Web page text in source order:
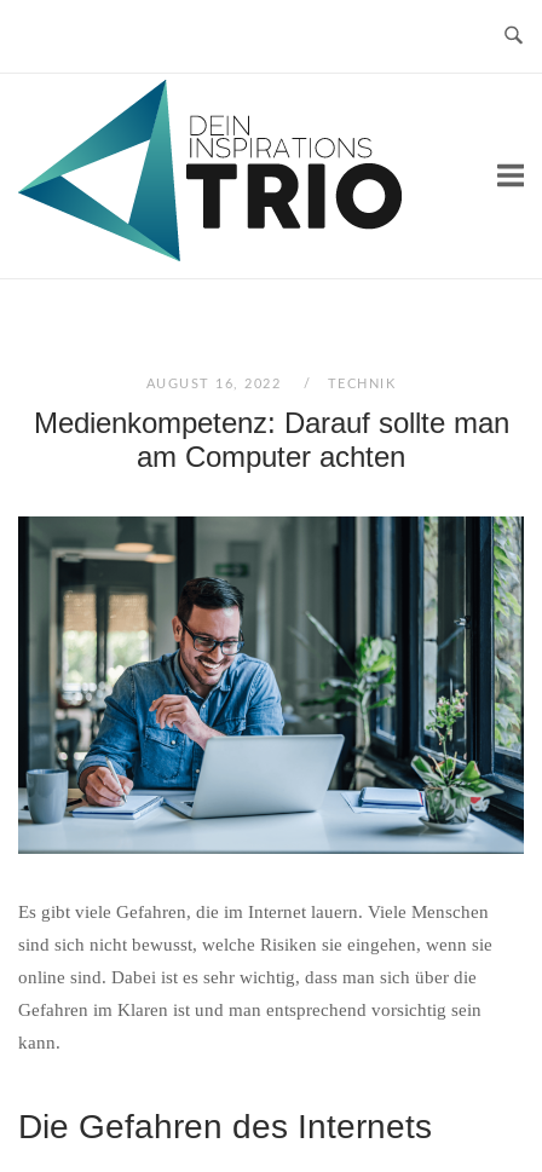
AUGUST 16, 2022 TECHNIK
Medienkompetenz: Darauf sollte man
am Computer achten
Es gibt viele Gefahren, die im Internet lauern. Viele Menschen
sind sich nicht bewusst, welche Risiken sie eingehen, wenn sie
online sind. Dabei ist es sehr wichtig, dass man sich über die
Gefahren im Klaren ist und man entsprechend vorsichtig sein
kann.
Die Gefahren des Internets